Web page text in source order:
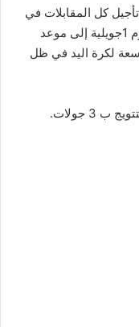
كل المقابلات في
مختلف الأصناف والأقسام المبرمجة منذ يوم 1جويلية إلى موعد
لكرة اليد في ظل
3 جولات.